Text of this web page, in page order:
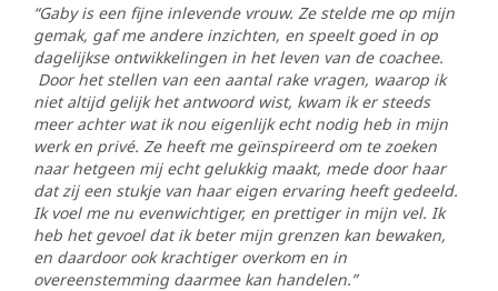
“Gaby is een fijne inlevende vrouw. Ze stelde me op mijn
gemak, gaf me andere inzichten, en speelt goed in op
dagelijkse ontwikkelingen in het leven van de coachee.
Door het stellen van een aantal rake vragen, waarop ik
niet altijd gelijk het antwoord wist, kwam ik er steeds
meer achter wat ik nou eigenlijk echt nodig heb in mijn
werk en privé. Ze heeft me geïnspireerd om te zoeken
naar hetgeen mij echt gelukkig maakt, mede door haar
dat zij een stukje van haar eigen ervaring heeft gedeeld.
Ik voel me nu evenwichtiger, en prettiger in mijn vel. Ik
heb het gevoel dat ik beter mijn grenzen kan bewaken,
en daardoor ook krachtiger overkom en in
overeenstemming daarmee kan handelen.”